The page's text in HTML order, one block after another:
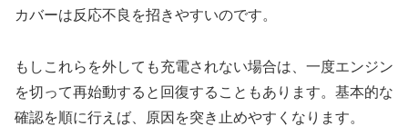
カバーは反応不良を招きやすいのです。
もしこれらを外しても充電されない場合は、一度エンジン
を切って再始動すると回復することもあります。基本的な
確認を順に行えば、原因を突き止めやすくなります。